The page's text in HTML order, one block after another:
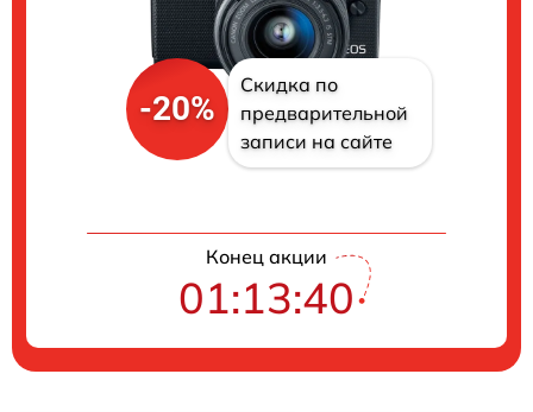
-20%
Скидка по
предварительной
записи на сайте
Конец акции
01:13:39